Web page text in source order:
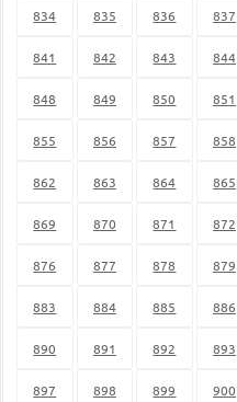
834 835 836 837
841 842 843 844
848 849 850 851
855 856 857 858
862 863 864 865
869 870 871 872
876 877 878 879
883 884 885 886
890 891 892 893
897 898 899 900